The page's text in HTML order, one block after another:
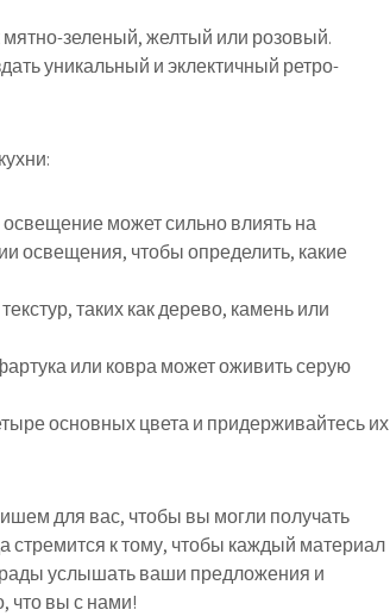
зеленый, желтый или розовый.
уникальный и эклектичный ретро-
может сильно влиять на
освещения, чтобы определить, какие
таких как дерево, камень или
или ковра может оживить серую
основных цвета и придерживайтесь их
для вас, чтобы вы могли получать
к тому, чтобы каждый материал
услышать ваши предложения и
что вы с нами!